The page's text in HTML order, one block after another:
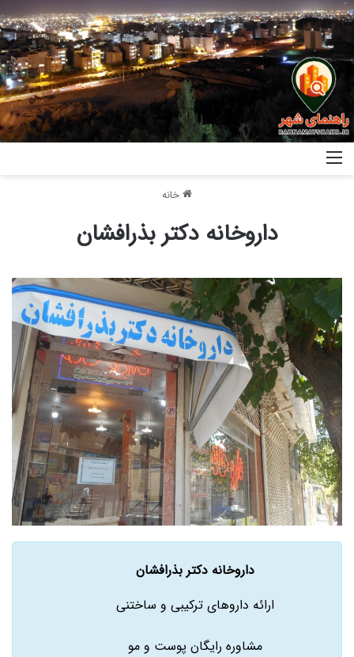
خانه
داروخانه دکتر بذرافشان
داروخانه دکتر بذرافشان
ارائه داروهای ترکیبی و ساختنی
مشاوره رایگان پوست و مو